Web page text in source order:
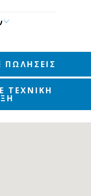
ΠΩΛΗΣΕΙΣ
ΤΕΧΝΙΚΗ